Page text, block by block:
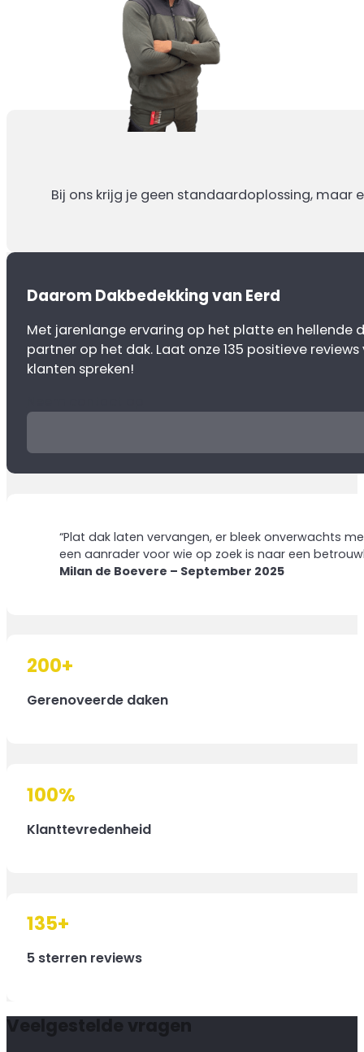
Bij ons krijg je geen standaardoplossing, maar
Daarom Dakbedekking van Eerd
Met jarenlange ervaring op het platte en hellende
partner op het dak. Laat onze 135 positieve
klanten spreken!
“Plat dak laten vervangen, er bleek onverwachts
een aanrader voor wie op zoek is naar een
Milan de Boevere – September 2025
200+
Gerenoveerde daken
100%
Klanttevredenheid
135+
5 sterren reviews
Veelgestelde vragen